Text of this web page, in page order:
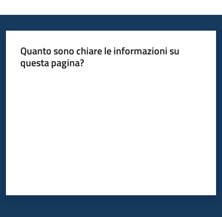
Quanto sono chiare le informazioni su
questa pagina?